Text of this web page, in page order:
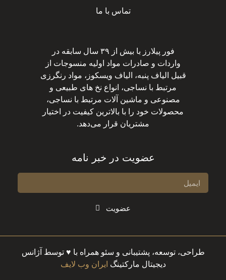
تماس با ما
فور پیلارز با بیش از ۳۹ سال سابقه در
واردات و صادرات مواد اولیه منسوجات از
قبیل الیاف پنبه، الیاف ویسکوز، مواد رنگرزی
مرتبط با نساجی، انواع نخ های طبیعی و
مصنوعی و ماشین آلات مرتبط با نساجی،
محصولات خود را با بالاترین کیفیت در اختیار
مشتریان قرار می‌دهد.
عضویت در خبر نامه
عضویت
طراحی، توسعه، پشتیبانی و سئو همراه با ♥ توسط آژانس
دیجیتال مارکتینگ ایران وب لایف